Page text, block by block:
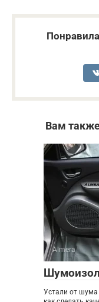
Вам
Almera
Устали от шума